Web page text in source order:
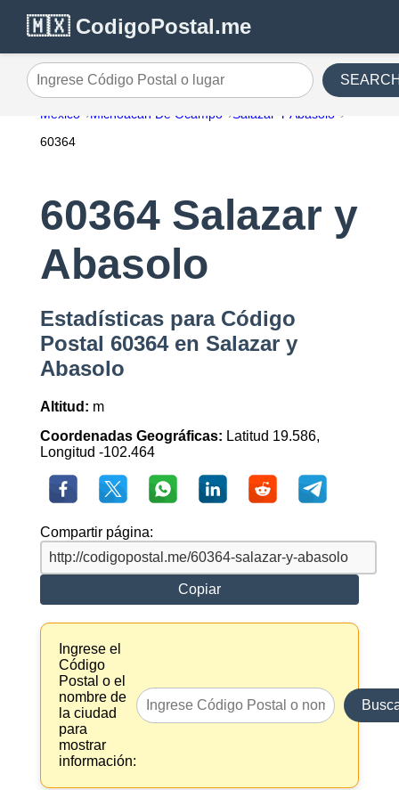
🇲🇽 CodigoPostal.me
Ingrese Código Postal o lugar
México Michoacán De Ocampo
Salazar Y Abasolo
60364
60364 Salazar y
Abasolo
Estadísticas para Código
Postal 60364 en Salazar y
Abasolo
Altitud: m
Coordenadas Geográficas: Latitud 19.586,
Longitud -102.464
Compartir página:
Copiar
Ingrese el
Código
Postal o el
nombre de
la ciudad
para
mostrar
información: